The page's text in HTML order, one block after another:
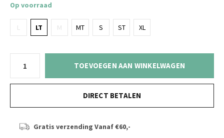
Op voorraad
L LT M MT S ST XL
TOEVOEGEN AAN WINKELWAGEN
DIRECT BETALEN
Gratis verzending Vanaf €60,-